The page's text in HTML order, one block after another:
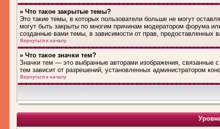
» Что такое закрытые темы?
Это такие темы, в которых пользователи больше не могут
могут быть закрыты по многим причинам модератором форума
созданные вами темы, в зависимости от прав, предоставленных
Вернуться к началу
» Что такое значки тем?
Значки тем — это выбранные авторами изображения, связанные
тем зависит от разрешений, установленных администратором
Вернуться к началу